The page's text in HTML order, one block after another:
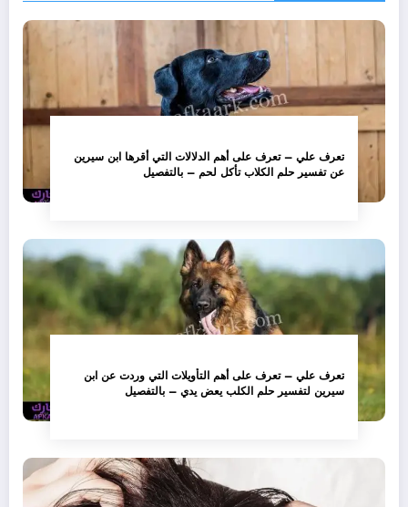
تعرف علي – تعرف على أهم الدلالات التي أقرها ابن سيرين
عن تفسير حلم الكلاب تأكل لحم – بالتفصيل
تعرف علي – تعرف على أهم التأويلات التي وردت عن ابن
سيرين لتفسير حلم الكلب يعض يدي – بالتفصيل